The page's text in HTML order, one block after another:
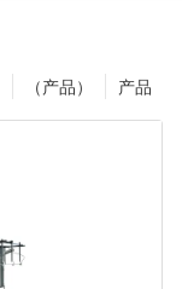
产品
（产品）